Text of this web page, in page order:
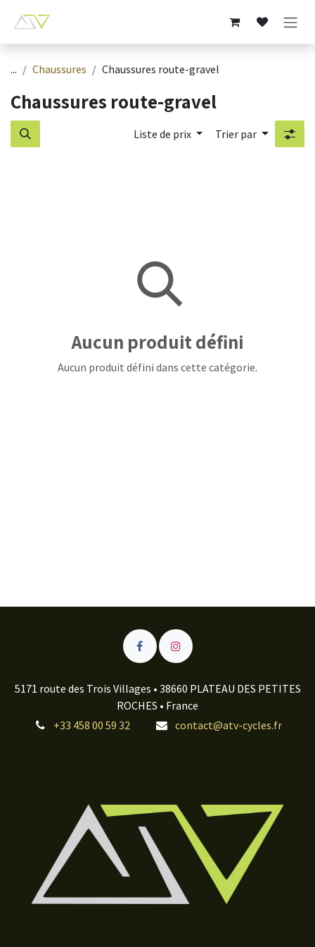
... Chaussures Chaussures route-gravel
Chaussures route-gravel
Liste de prix Trier par
Aucun produit défini
Aucun produit défini dans cette catégorie.
5171 route des Trois Villages • 38660 PLATEAU DES PETITES
ROCHES • France
+33 458 00 59 32
contact@atv-cycles.fr